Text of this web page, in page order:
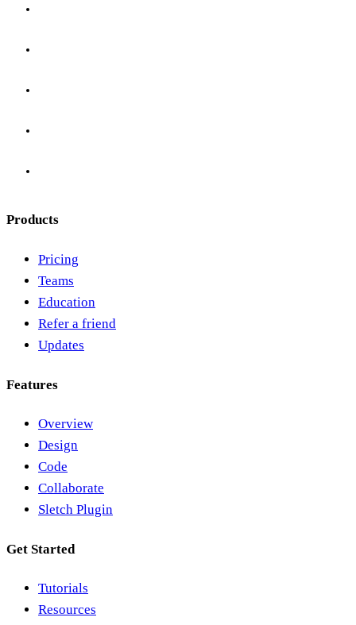
Products
Pricing
Teams
Education
Refer a friend
Updates
Features
Overview
Design
Code
Collaborate
Sletch Plugin
Get Started
Tutorials
Resources